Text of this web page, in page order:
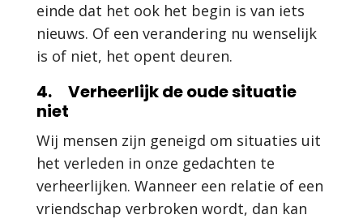
einde dat het ook het begin is van iets
nieuws. Of een verandering nu wenselijk
is of niet, het opent deuren.
4. Verheerlijk de oude situatie
niet
Wij mensen zijn geneigd om situaties uit
het verleden in onze gedachten te
verheerlijken. Wanneer een relatie of een
vriendschap verbroken wordt, dan kan